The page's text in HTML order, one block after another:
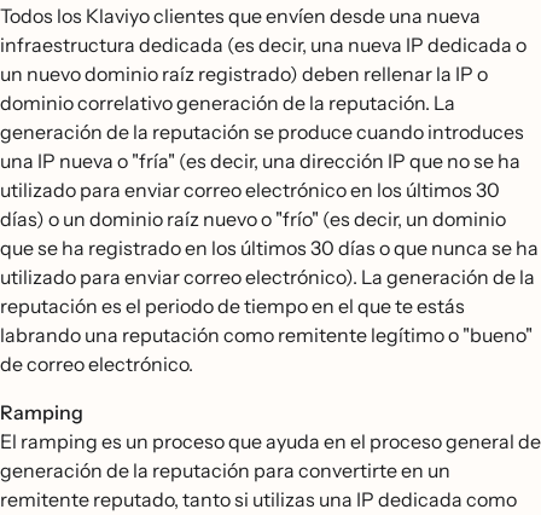
Todos los Klaviyo clientes que envíen desde una nueva
infraestructura dedicada (es decir, una nueva IP dedicada o
un nuevo dominio raíz registrado) deben rellenar la IP o
dominio correlativo generación de la reputación. La
generación de la reputación se produce cuando introduces
una IP nueva o "fría" (es decir, una dirección IP que no se ha
utilizado para enviar correo electrónico en los últimos 30
días) o un dominio raíz nuevo o "frío" (es decir, un dominio
que se ha registrado en los últimos 30 días o que nunca se ha
utilizado para enviar correo electrónico). La generación de la
reputación es el periodo de tiempo en el que te estás
labrando una reputación como remitente legítimo o "bueno"
de correo electrónico.
Ramping
El ramping es un proceso que ayuda en el proceso general de
generación de la reputación para convertirte en un
remitente reputado, tanto si utilizas una IP dedicada como